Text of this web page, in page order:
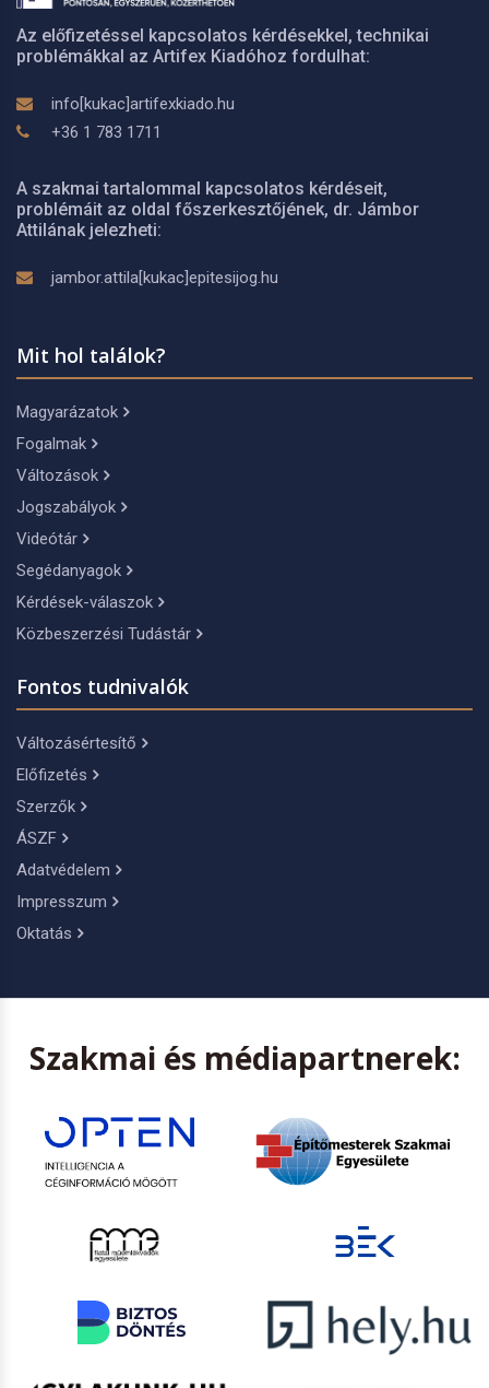
Az előfizetéssel kapcsolatos kérdésekkel, technikai
problémákkal az Artifex Kiadóhoz fordulhat:
info[kukac]artifexkiado.hu
+36 1 783 1711
A szakmai tartalommal kapcsolatos kérdéseit,
problémáit az oldal főszerkesztőjének, dr. Jámbor
Attilának jelezheti:
jambor.attila[kukac]epitesijog.hu
Mit hol találok?
Magyarázatok
Fogalmak
Változások
Jogszabályok
Videótár
Segédanyagok
Kérdések-válaszok
Közbeszerzési Tudástár
Fontos tudnivalók
Változásértesítő
Előfizetés
Szerzők
ÁSZF
Adatvédelem
Impresszum
Oktatás
Szakmai és médiapartnerek: